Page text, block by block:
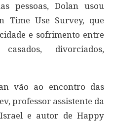
pessoas, Dolan usou
Time Use Survey, que
e sofrimento entre
divorciados,
vão ao encontro das
professor assistente da
e autor de Happy